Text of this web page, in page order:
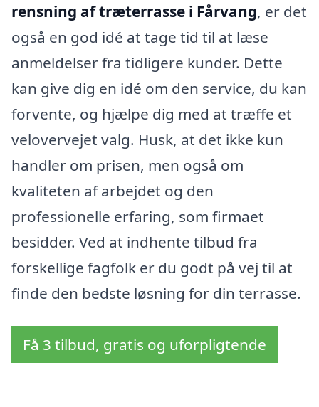
rensning af træterrasse i Fårvang, er det
også en god idé at tage tid til at læse
anmeldelser fra tidligere kunder. Dette
kan give dig en idé om den service, du kan
forvente, og hjælpe dig med at træffe et
velovervejet valg. Husk, at det ikke kun
handler om prisen, men også om
kvaliteten af arbejdet og den
professionelle erfaring, som firmaet
besidder. Ved at indhente tilbud fra
forskellige fagfolk er du godt på vej til at
finde den bedste løsning for din terrasse.
Få 3 tilbud, gratis og uforpligtende